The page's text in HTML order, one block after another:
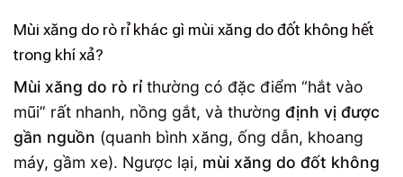
Mùi xăng do rò rỉ khác gì mùi xăng do đốt không hết
trong khí xả?
Mùi xăng do rò rỉthường có đặc điểm “hắt vào
mũi” rất nhanh, nồng gắt, và thường định vị được
gần nguồn (quanh bình xăng, ống dẫn, khoang
máy, gầm xe). Ngược lại, mùi xăng do đốt không